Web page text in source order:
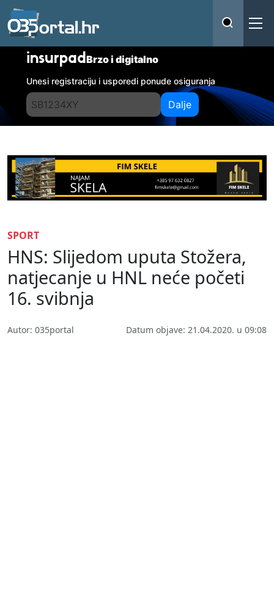
insurpadBrzo i digitalno
Unesi registraciju i usporedi ponude osiguranja
Dalje
SPORT
HNS: Slijedom uputa Stožera,
natjecanje u HNL neće početi
16. svibnja
Autor: 035portal Datum objave: 21.04.2020. u 09:08